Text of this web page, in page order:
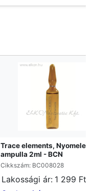
Trace elements,
ampulla 2ml - BCN
Cikkszám: BC008028
Lakossági ár: 1 299 Ft